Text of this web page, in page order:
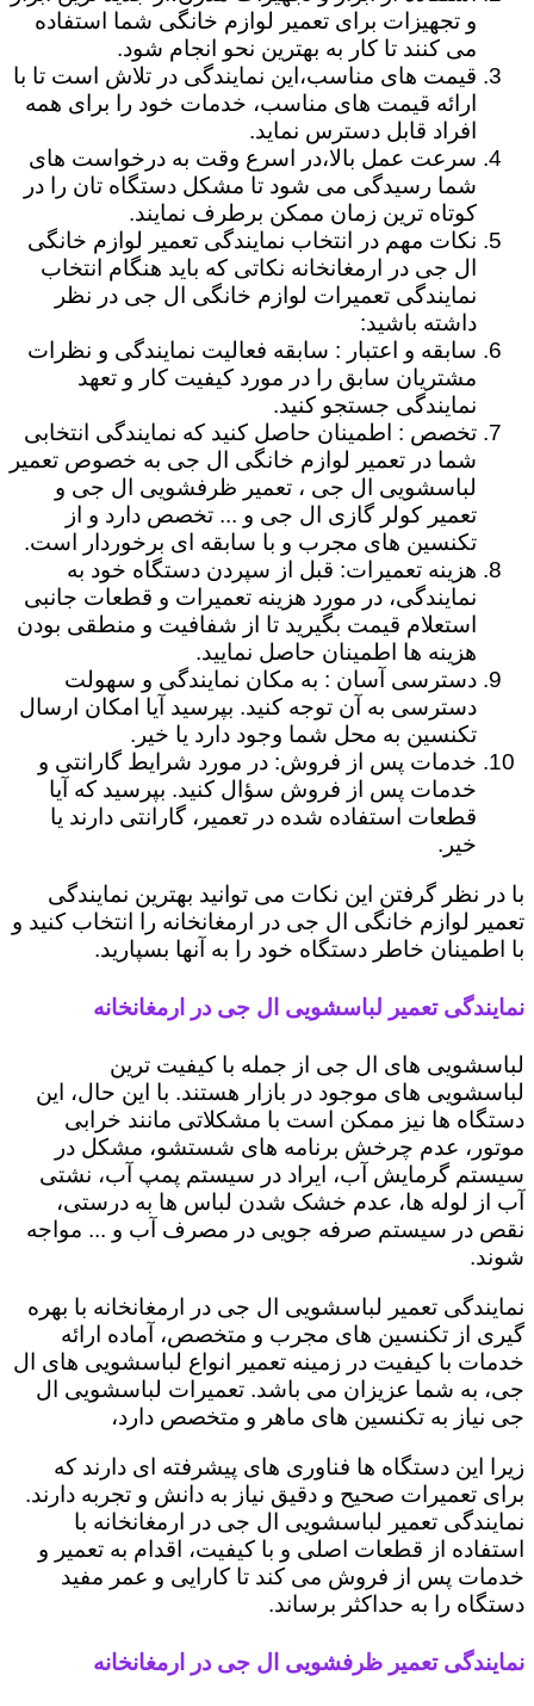
و تجهیزات برای تعمیر لوازم خانگی شما استفاده
می کنند تا کار به بهترین نحو انجام شود.
قیمت های مناسب،این نمایندگی در تلاش است تا با
ارائه قیمت های مناسب، خدمات خود را برای همه
افراد قابل دسترس نماید.
سرعت عمل بالا،در اسرع وقت به درخواست های
شما رسیدگی می شود تا مشکل دستگاه تان را در
کوتاه ترین زمان ممکن برطرف نمایند.
نکات مهم در انتخاب نمایندگی تعمیر لوازم خانگی
ال جی در ارمغانخانه نکاتی که باید هنگام انتخاب
نمایندگی تعمیرات لوازم خانگی ال جی در نظر
داشته باشید:
سابقه و اعتبار : سابقه فعالیت نمایندگی و نظرات
مشتریان سابق را در مورد کیفیت کار و تعهد
نمایندگی جستجو کنید.
تخصص : اطمینان حاصل کنید که نمایندگی انتخابی
شما در تعمیر لوازم خانگی ال جی به خصوص تعمیر
لباسشویی ال جی ، تعمیر ظرفشویی ال جی و
تعمیر کولر گازی ال جی و ... تخصص دارد و از
تکنسین های مجرب و با سابقه ای برخوردار است.
هزینه تعمیرات: قبل از سپردن دستگاه خود به
نمایندگی، در مورد هزینه تعمیرات و قطعات جانبی
استعلام قیمت بگیرید تا از شفافیت و منطقی بودن
هزینه ها اطمینان حاصل نمایید.
دسترسی آسان : به مکان نمایندگی و سهولت
دسترسی به آن توجه کنید. بپرسید آیا امکان ارسال
تکنسین به محل شما وجود دارد یا خیر.
خدمات پس از فروش: در مورد شرایط گارانتی و
خدمات پس از فروش سؤال کنید. بپرسید که آیا
قطعات استفاده شده در تعمیر، گارانتی دارند یا
خیر.
با در نظر گرفتن این نکات می توانید بهترین نمایندگی
تعمیر لوازم خانگی ال جی در ارمغانخانه را انتخاب کنید و
با اطمینان خاطر دستگاه خود را به آنها بسپارید.
نمایندگی تعمیر لباسشویی ال جی در ارمغانخانه
لباسشویی های ال جی از جمله با کیفیت ترین
لباسشویی های موجود در بازار هستند. با این حال، این
دستگاه ها نیز ممکن است با مشکلاتی مانند خرابی
موتور، عدم چرخش برنامه های شستشو، مشکل در
سیستم گرمایش آب، ایراد در سیستم پمپ آب، نشتی
آب از لوله ها، عدم خشک شدن لباس ها به درستی،
نقص در سیستم صرفه جویی در مصرف آب و ... مواجه
شوند.
نمایندگی تعمیر لباسشویی ال جی در ارمغانخانه با بهره
گیری از تکنسین های مجرب و متخصص، آماده ارائه
خدمات با کیفیت در زمینه تعمیر انواع لباسشویی های ال
جی، به شما عزیزان می باشد. تعمیرات لباسشویی ال
جی نیاز به تکنسین های ماهر و متخصص دارد،
زیرا این دستگاه ها فناوری های پیشرفته ای دارند که
برای تعمیرات صحیح و دقیق نیاز به دانش و تجربه دارند.
نمایندگی تعمیر لباسشویی ال جی در ارمغانخانه با
استفاده از قطعات اصلی و با کیفیت، اقدام به تعمیر و
خدمات پس از فروش می کند تا کارایی و عمر مفید
دستگاه را به حداکثر برساند.
نمایندگی تعمیر ظرفشویی ال جی در ارمغانخانه